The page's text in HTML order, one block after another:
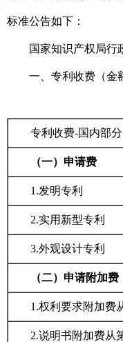
标准公告如下：
国家知识产权局行
一、专利收费（金额
专利收费-国内部分
（一） 申请费
1.发明专利
2.实用新型专利
3.外观设计专利
（二）申请附加费
1.权利要求附加费
2.说明书附加费从